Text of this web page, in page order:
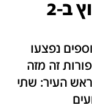
רוסיה: 37 הרוגים בפיצוץ ב-2
נוספים נפצעו
זה מזה
העיר: שתי